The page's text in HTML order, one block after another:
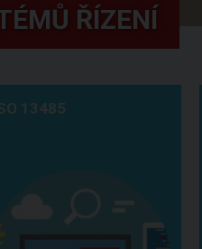
ŘÍZENÍ
13485